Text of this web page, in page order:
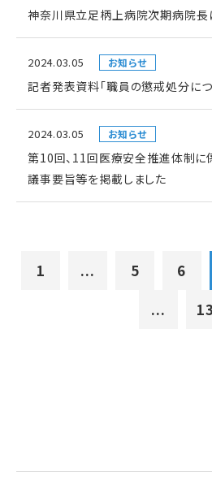
神奈川県立足柄上病院次期病院長
2024.03.05 お知らせ
記者発表資料「職員の懲戒処分に
2024.03.05 お知らせ
第10回、11回医療安全推進体制
議事要旨等を掲載しました
1 ... 5 6
...
13